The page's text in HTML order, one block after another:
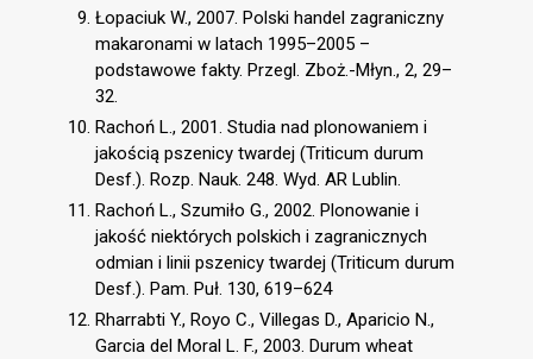
Łopaciuk W., 2007. Polski handel zagraniczny
makaronami w latach 1995–2005 –
podstawowe fakty. Przegl. Zboż.-Młyn., 2, 29–
32.
Rachoń L., 2001. Studia nad plonowaniem i
jakością pszenicy twardej (Triticum durum
Desf.). Rozp. Nauk. 248. Wyd. AR Lublin.
Rachoń L., Szumiło G., 2002. Plonowanie i
jakość niektórych polskich i zagranicznych
odmian i linii pszenicy twardej (Triticum durum
Desf.). Pam. Puł. 130, 619–624
Rharrabti Y., Royo C., Villegas D., Aparicio N.,
Garcia del Moral L. F., 2003. Durum wheat